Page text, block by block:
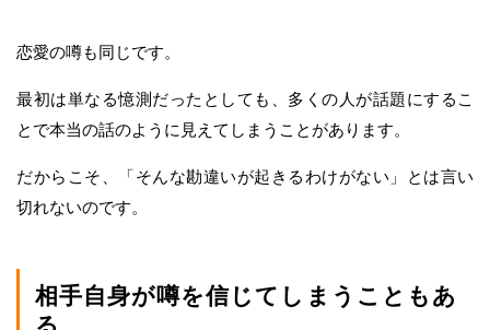
恋愛の噂も同じです。
最初は単なる憶測だったとしても、多くの人が話題にするこ
とで本当の話のように見えてしまうことがあります。
だからこそ、「そんな勘違いが起きるわけがない」とは言い
切れないのです。
相手自身が噂を信じてしまうこともあ
る